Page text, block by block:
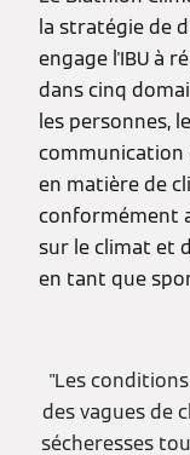
la stratégie de
engage l'IBU à
dans cinq
les personnes,
communication
en matière de
conformément
sur le climat et
en tant que
"Les
des vagues de
sécheresses